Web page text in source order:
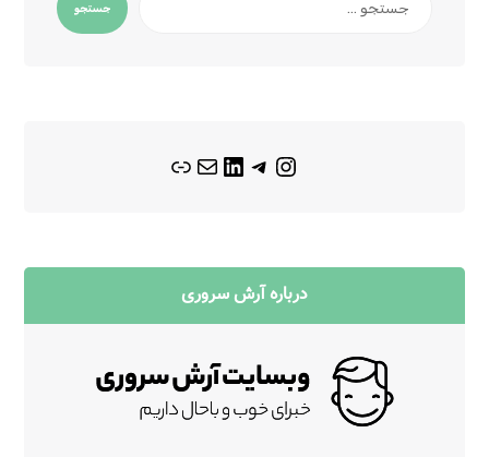
جستجو
درباره آرش سروری